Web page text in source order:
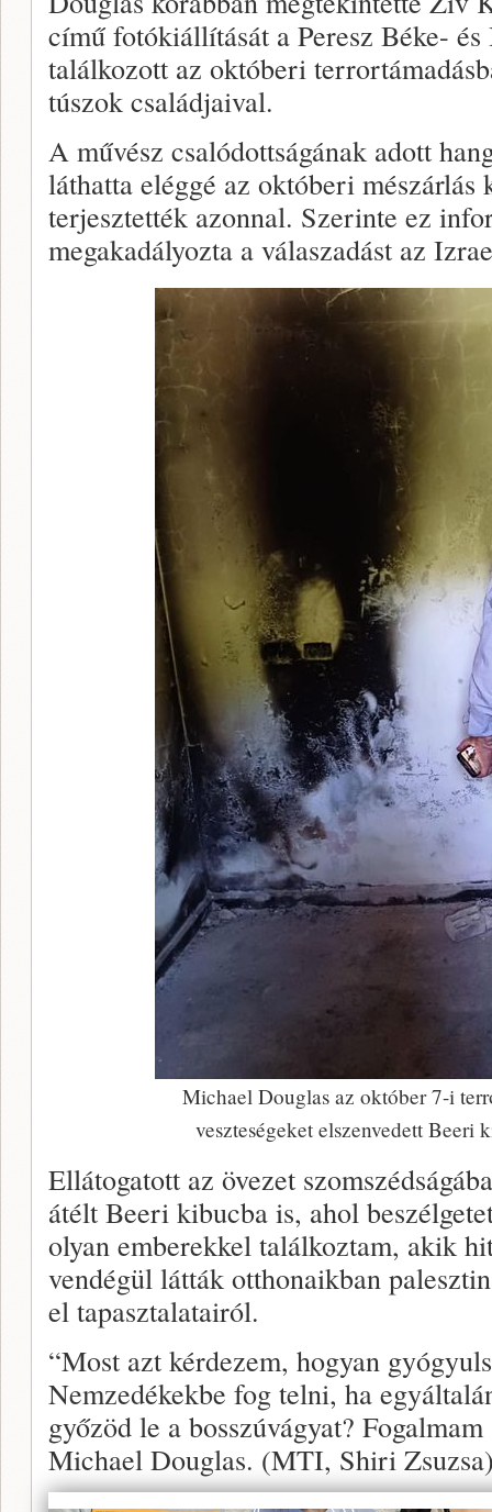
című fotókiállítását a Peresz Béke-
találkozott az októberi
túszok családjaival.
A művész csalódottságának adott
láthatta eléggé az októberi mészárlás
terjesztették azonnal. Szerinte ez
megakadályozta a válaszadást az
Michael Douglas az október 7-i
veszteségeket elszenvedett Beeri
Ellátogatott az övezet
átélt Beeri kibucba is, ahol
olyan emberekkel találkoztam, akik
vendégül látták otthonaikban
el tapasztalatairól.
“Most azt kérdezem, hogyan
Nemzedékekbe fog telni, ha
győzöd le a bosszúvágyat?
Michael Douglas. (MTI, Shiri